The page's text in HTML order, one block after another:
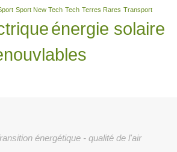
Sport New Tech Tech Terres Rares Transport
énergie solaire
énergétique - qualité de l'air